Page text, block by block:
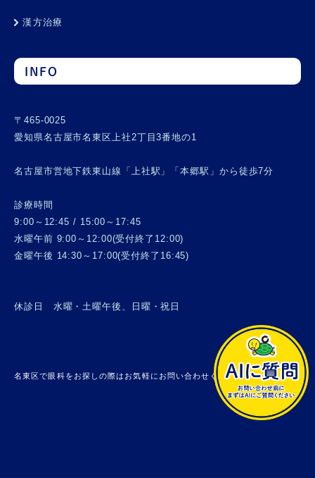
漢方治療
INFO
〒465-0025
愛知県名古屋市名東区上社2丁目3番地の1
名古屋市営地下鉄東山線「上社駅」「本郷駅」から徒歩7分
診療時間
9:00～12:45 / 15:00～17:45
水曜午前 9:00～12:00(受付終了12:00)
金曜午後 14:30～17:00(受付終了16:45)
休診日 水曜・土曜午後、日曜・祝日
名東区で眼科をお探しの際はお気軽にお問い合わせください。 © 上社眼科